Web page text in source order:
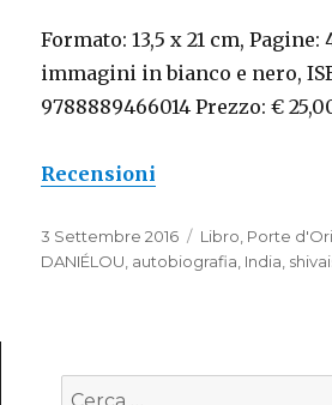
Formato: 13,5 x 21 cm, Pagine:
immagini in bianco e nero,
9788889466014 Prezzo: €
Recensioni
Pubblicato
il
3 Settembre 2016 Categorie
Libro Porte
DANIÉLOU autobiografia India
Cerca: